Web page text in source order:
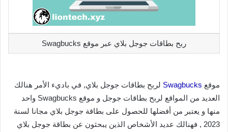
ربح بطاقات جوجل بلاي عبر موقع Swagbucks
موقع Swagbucks لربح بطاقات جوجل بلاي, في باديء الأمر هنالك
العديد من المواقع لربح بطاقات جوجل و موقع Swagbucks واحد
منها و يعتبر من أفضلها للحصول على بطاقة جوجل بلاي مجانا لسنة
2023 , فهنالك عديد الأشخاص الذين يبحثون عن بطاقة جوجل بلاي